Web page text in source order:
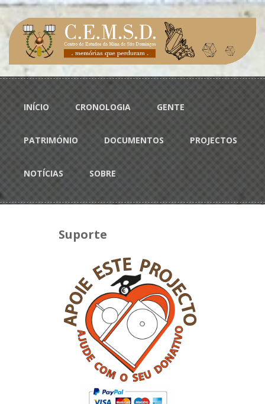
Passar para o conteúdo principal
Menu principal
INÍCIO CRONOLOGIA GENTE
PATRIMÓNIO DOCUMENTOS PROJECTOS
NOTÍCIAS SOBRE
Suporte